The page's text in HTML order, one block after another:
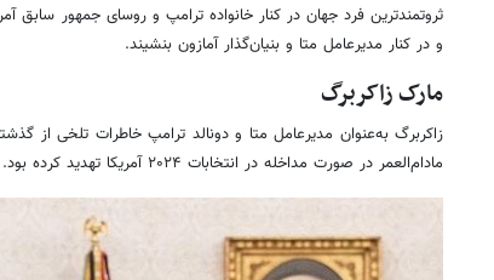
ثروتمندترین فرد جهان در کنار خانواده ترامپ و روسای جمهور سابق
و در کنار مدیرعامل متا و بنیان‌گذار آمازون بنشیند.
مارک زاکربرگ
زاکربرگ به‌عنوان مدیرعامل متا و دونالد ترامپ خاطرات تلخی از
مادام‌العمر در صورت مداخله در انتخابات ۲۰۲۴ آمریکا تهدید کرده بود.